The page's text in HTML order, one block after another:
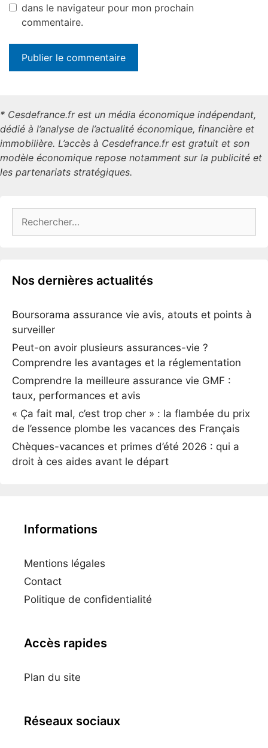
dans le navigateur pour mon prochain
commentaire.
* Cesdefrance.fr est un média économique indépendant,
dédié à l’analyse de l’actualité économique, financière et
immobilière. L’accès à Cesdefrance.fr est gratuit et son
modèle économique repose notamment sur la publicité et
les partenariats stratégiques.
Nos dernières actualités
Boursorama assurance vie avis, atouts et points à
surveiller
Peut-on avoir plusieurs assurances-vie ?
Comprendre les avantages et la réglementation
Comprendre la meilleure assurance vie GMF :
taux, performances et avis
« Ça fait mal, c’est trop cher » : la flambée du prix
de l’essence plombe les vacances des Français
Chèques-vacances et primes d’été 2026 : qui a
droit à ces aides avant le départ
Informations
Mentions légales
Contact
Politique de confidentialité
Accès rapides
Plan du site
Réseaux sociaux